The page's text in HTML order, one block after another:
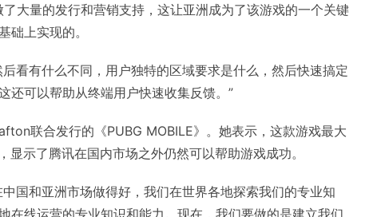
大量的发行和营销支持，这让亚洲成为了该游戏的一个关键
础上实现的。
看有什么不同，用户独特的区域要求是什么，然后快速搞定
还可以帮助从终端用户快速收集反馈。”
联合发行的《PUBG MOBILE》。她表示，这款游戏最大
示了腾讯在国内市场之外仍然可以帮助游戏成功。
国和亚洲市场做得好，我们在世界各地探索我们的专业知
在线运营的专业知识和能力。现在，我们要做的是建立我们